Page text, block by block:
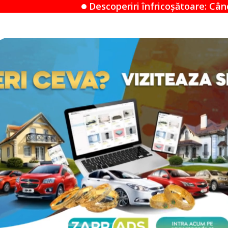
înfricoșătoare: Când un Airbnb devine